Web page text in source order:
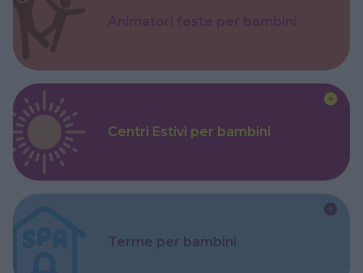
Centri Estivi per bambini
Terme per bambini